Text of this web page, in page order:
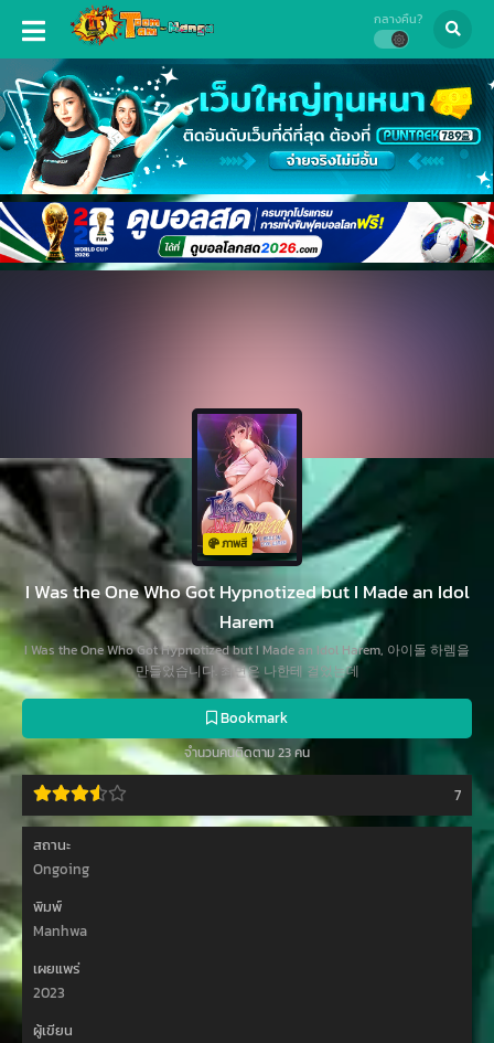
กลางคืน?
ภาพสี
I Was the One Who Got Hypnotized but I Made an Idol
Harem
I Was the One Who Got Hypnotized but I Made an Idol Harem, 아이돌 하렘을
만들었습니다. 최면은 나한테 걸었는데
Bookmark
จำนวนคนติดตาม 23 คน
7
สถานะ
Ongoing
พิมพ์
Manhwa
เผยแพร่
2023
ผู้เขียน